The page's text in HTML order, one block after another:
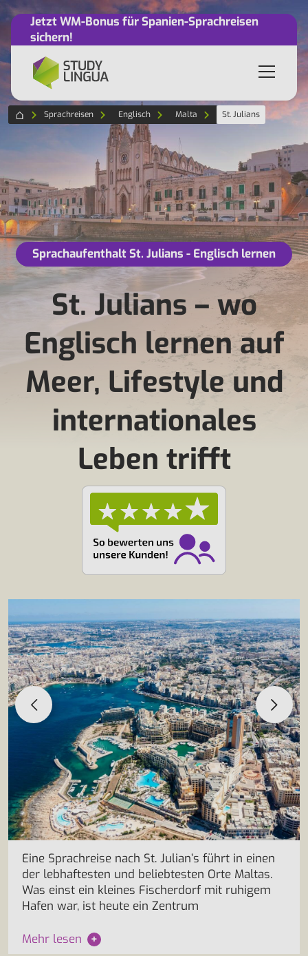
Jetzt WM-Bonus für Spanien-Sprachreisen
sichern!
Sprachreisen Englisch Malta St. Julians
Sprachaufenthalt St. Julians - Englisch lernen
St. Julians – wo
Englisch lernen auf
Meer, Lifestyle und
internationales
Leben trifft
Eine Sprachreise nach St. Julian’s führt in einen
der lebhaftesten und beliebtesten Orte Maltas.
Was einst ein kleines Fischerdorf mit ruhigem
Hafen war, ist heute ein Zentrum
Mehr lesen +